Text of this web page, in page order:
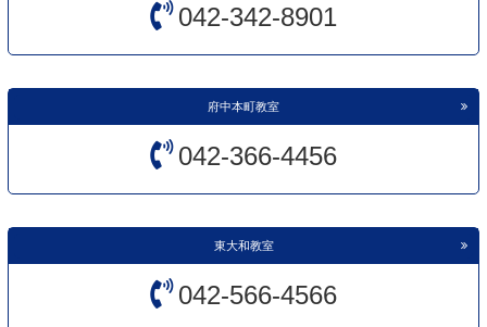
042-342-8901
府中本町教室
042-366-4456
東大和教室
042-566-4566